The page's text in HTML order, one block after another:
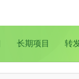
长期项目 转